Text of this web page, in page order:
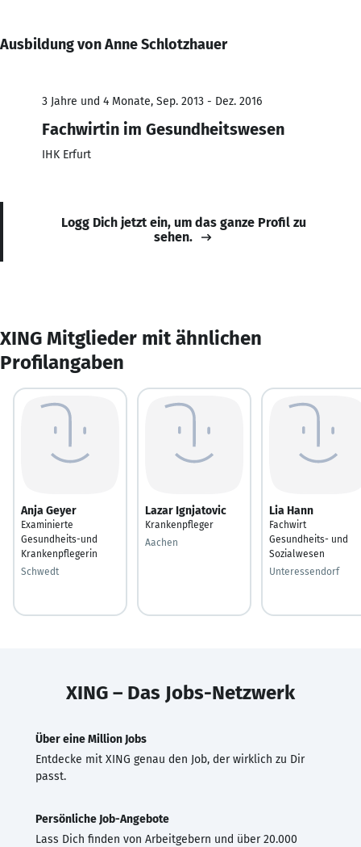
Ausbildung von Anne Schlotzhauer
3 Jahre und 4 Monate, Sep. 2013 - Dez. 2016
Fachwirtin im Gesundheitswesen
IHK Erfurt
Logg Dich jetzt ein, um das ganze Profil zu
sehen.
XING Mitglieder mit ähnlichen
Profilangaben
Anja Geyer
Examinierte
Gesundheits-und
Krankenpflegerin
Schwedt
Lazar Ignjatovic
Krankenpfleger
Aachen
Lia Hann
Fachwirt
Gesundheits- und
Sozialwesen
Unteressendorf
XING – Das Jobs-Netzwerk
Über eine Million Jobs
Entdecke mit XING genau den Job, der wirklich zu Dir
passt.
Persönliche Job-Angebote
Lass Dich finden von Arbeitgebern und über 20.000